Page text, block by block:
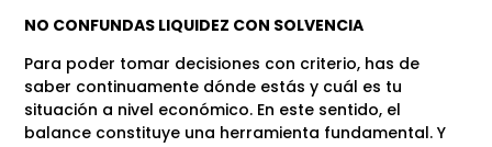
NO CONFUNDAS LIQUIDEZ CON SOLVENCIA
Para poder tomar decisiones con criterio, has de
saber continuamente dónde estás y cuál es tu
situación a nivel económico. En este sentido, el
balance constituye una herramienta fundamental. Y